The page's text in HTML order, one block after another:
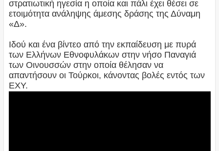
στρατιωτική ηγεσία η οποία και πάλι έχει θέσει σε
ετοιμότητα ανάληψης άμεσης δράσης της Δύναμη
«Δ».
Ιδού και ένα βίντεο από την εκπαίδευση με πυρά
των Ελλήνων Εθνοφυλάκων στην νήσο Παναγιά
των Οινουσσών στην οποία θέλησαν να
απαντήσουν οι Τούρκοι, κάνοντας βολές εντός των
ΕΧΥ.